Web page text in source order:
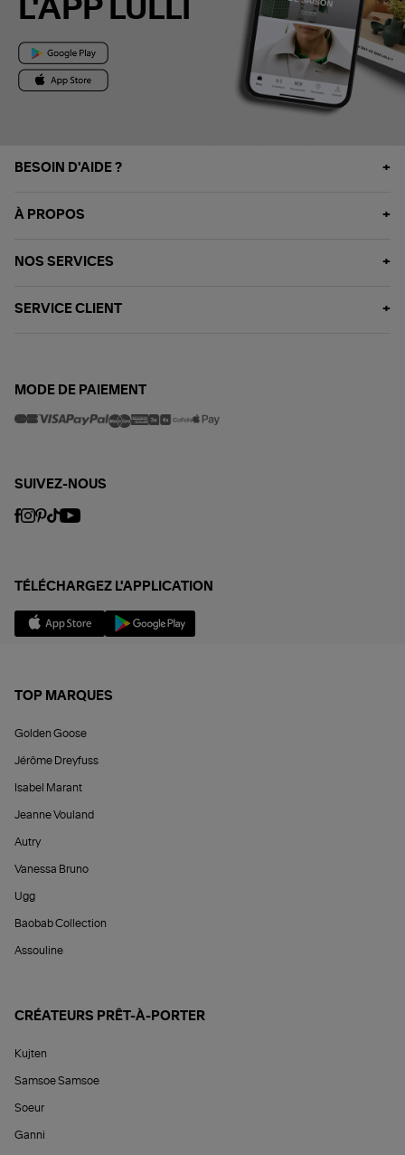
L'APP LULLI
BESOIN D'AIDE ?
À PROPOS
NOS SERVICES
SERVICE CLIENT
MODE DE PAIEMENT
SUIVEZ-NOUS
TÉLÉCHARGEZ L'APPLICATION
TOP MARQUES
Golden Goose
Jérôme Dreyfuss
Isabel Marant
Jeanne Vouland
Autry
Vanessa Bruno
Ugg
Baobab Collection
Assouline
CRÉATEURS PRÊT-À-PORTER
Kujten
Samsoe Samsoe
Soeur
Ganni